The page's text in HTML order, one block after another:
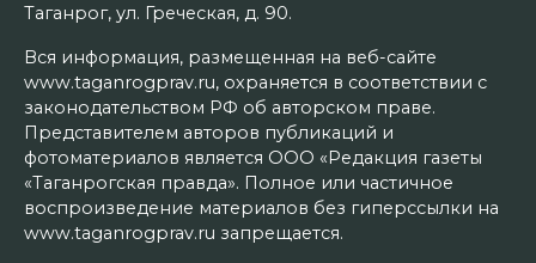
Таганрог, ул. Греческая, д. 90.
Вся информация, размещенная на веб-сайте
www.taganrogprav.ru, охраняется в соответствии с
законодательством РФ об авторском праве.
Представителем авторов публикаций и
фотоматериалов является ООО «Редакция газеты
«Таганрогская правда». Полное или частичное
воспроизведение материалов без гиперссылки на
www.taganrogprav.ru запрещается.